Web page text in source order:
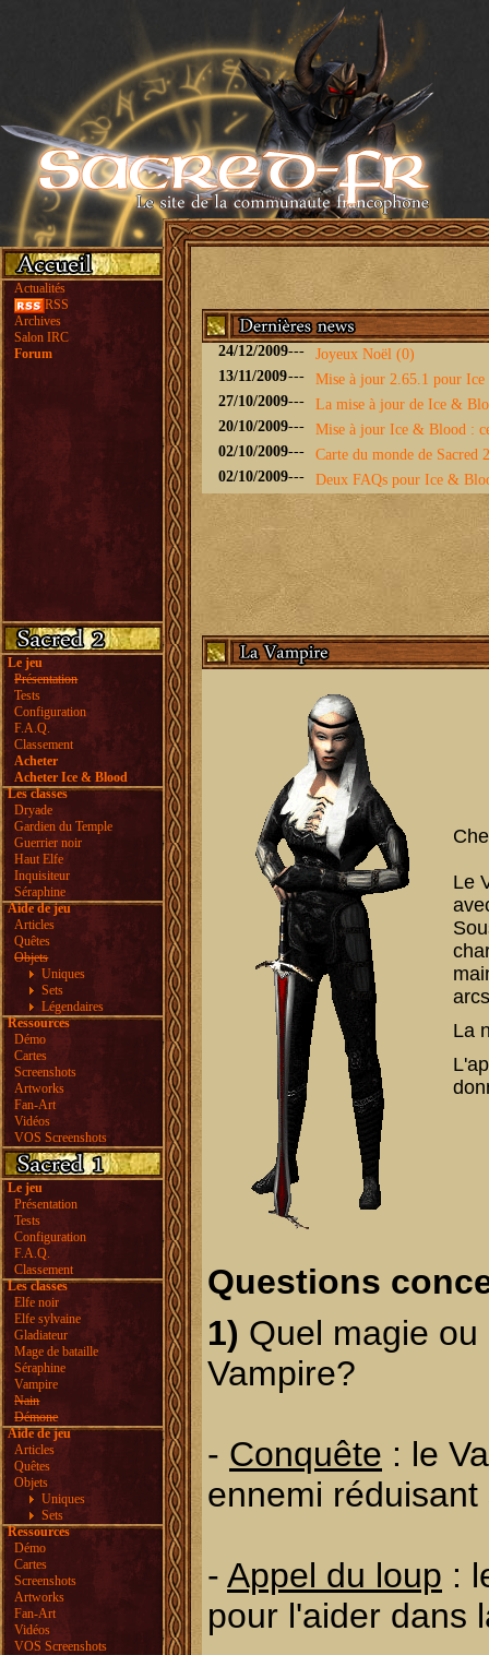
Actualités
RSS
Archives
Salon IRC
Forum
Le jeu
Présentation
Tests
Configuration
F.A.Q.
Classement
Acheter
Acheter Ice & Blood
Les classes
Dryade
Gardien du Temple
Guerrier noir
Haut Elfe
Inquisiteur
Séraphine
Aide de jeu
Articles
Quêtes
Objets
Uniques
Sets
Légendaires
Ressources
Démo
Cartes
Screenshots
Artworks
Fan-Art
Vidéos
VOS Screenshots
Le jeu
Présentation
Tests
Configuration
F.A.Q.
Classement
Les classes
Elfe noir
Elfe sylvaine
Gladiateur
Mage de bataille
Séraphine
Vampire
Nain
Démone
Aide de jeu
Articles
Quêtes
Objets
Uniques
Sets
Ressources
Démo
Cartes
Screenshots
Artworks
Fan-Art
Vidéos
VOS Screenshots
24/12/2009---
Joyeux Noël (0)
13/11/2009---
Mise à jour 2.65.1 pour
27/10/2009---
La mise à jour de Ice &
20/10/2009---
Mise à jour Ice & Blood :
02/10/2009---
Carte du monde de Sacred
02/10/2009--- Deux FAQs pour Ice &
Le
La
Questions
1) Quel magie
Vampire?
- Conquête : le
ennemi
- Appel du loup :
pour l'aider dans